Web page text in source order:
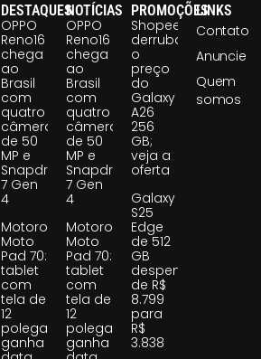
DESTAQUES
OPPO
Reno16
chega
ao
Brasil
com
quatro
câmeras
de 50
MP e
Snapdragon
7 Gen
4
Motorola
Moto
Pad 70:
tablet
com
tela de
12
polegadas
ganha
NOTÍCIAS
OPPO
Reno16
chega
ao
Brasil
com
quatro
câmeras
de 50
MP e
Snapdragon
7 Gen
4
Motorola
Moto
Pad 70:
tablet
com
tela de
12
polegadas
ganha
PROMOÇÕES
Shopee
derruba
o
preço
do
Galaxy
A26
256
GB;
veja a
oferta
Galaxy
S25
Edge
de 512
GB
despenca
de R$
8.799
para
R$
3.838
LINKS
Contato
Anuncie
Quem
somos